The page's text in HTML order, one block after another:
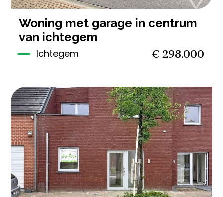
woning met garage in centrum
van ichtegem
Ichtegem € 298.000
3 1